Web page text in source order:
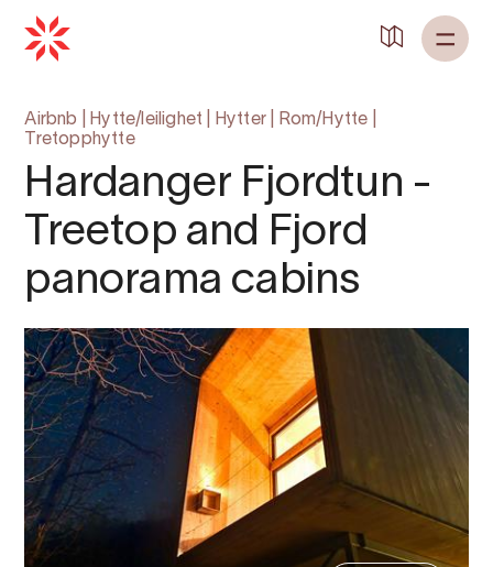
Airbnb Hytte/leilighet Hytter Rom/Hytte
Tretopphytte
Hardanger Fjordtun -
Treetop and Fjord
panorama cabins